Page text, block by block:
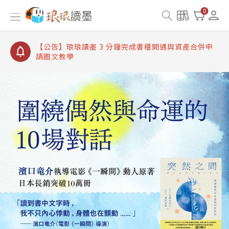
0
【公告】琅琅讀墨書櫃開通常見問題
【公告】琅琅讀墨 3 分鐘完成書櫃開通與資產合併申
【公告】琅琅書店服務升級重要說明及資產合併結果
查詢
【公告】琅琅讀墨數位閱讀資產合併與書櫃開通申請